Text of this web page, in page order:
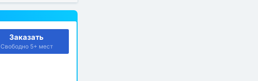
Заказать
Свободно 5+ мест